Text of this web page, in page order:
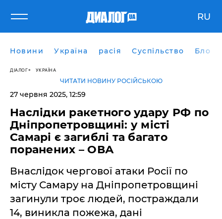
RU
Новини Україна расія Суспільство Блоги
ДІАЛОГ УКРАЇНА
ЧИТАТИ НОВИНУ РОСІЙСЬКОЮ
27 червня 2025, 12:59
Наслідки ракетного удару РФ по
Дніпропетровщині: у місті
Самарі є загиблі та багато
поранених – ОВА
Внаслідок чергової атаки Росії по
місту Самару на Дніпропетровщині
загинули троє людей, постраждали
14, виникла пожежа, дані